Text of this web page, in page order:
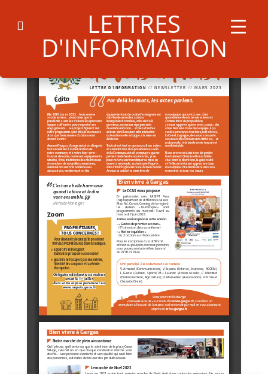
Search
for:
Search Button
LETTRES
D'INFORMATION